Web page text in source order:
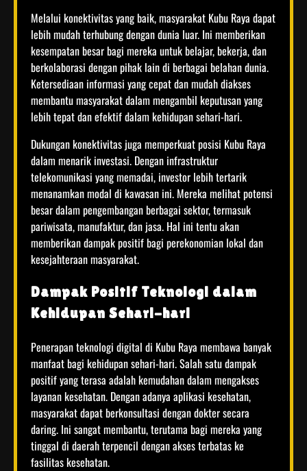
Melalui konektivitas yang baik, masyarakat Kubu Raya dapat
lebih mudah terhubung dengan dunia luar. Ini memberikan
kesempatan besar bagi mereka untuk belajar, bekerja, dan
berkolaborasi dengan pihak lain di berbagai belahan dunia.
Ketersediaan informasi yang cepat dan mudah diakses
membantu masyarakat dalam mengambil keputusan yang
lebih tepat dan efektif dalam kehidupan sehari-hari.
Dukungan konektivitas juga memperkuat posisi Kubu Raya
dalam menarik investasi. Dengan infrastruktur
telekomunikasi yang memadai, investor lebih tertarik
menanamkan modal di kawasan ini. Mereka melihat potensi
besar dalam pengembangan berbagai sektor, termasuk
pariwisata, manufaktur, dan jasa. Hal ini tentu akan
memberikan dampak positif bagi perekonomian lokal dan
kesejahteraan masyarakat.
Dampak Positif Teknologi dalam
Kehidupan Sehari-hari
Penerapan teknologi digital di Kubu Raya membawa banyak
manfaat bagi kehidupan sehari-hari. Salah satu dampak
positif yang terasa adalah kemudahan dalam mengakses
layanan kesehatan. Dengan adanya aplikasi kesehatan,
masyarakat dapat berkonsultasi dengan dokter secara
daring. Ini sangat membantu, terutama bagi mereka yang
tinggal di daerah terpencil dengan akses terbatas ke
fasilitas kesehatan.